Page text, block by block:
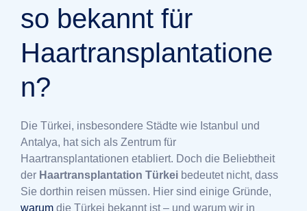
so bekannt für
Haartransplantatione
n?
Die Türkei, insbesondere Städte wie Istanbul und
Antalya, hat sich als Zentrum für
Haartransplantationen etabliert. Doch die Beliebtheit
der Haartransplantation Türkei bedeutet nicht, dass
Sie dorthin reisen müssen. Hier sind einige Gründe,
warum die Türkei bekannt ist – und warum wir in